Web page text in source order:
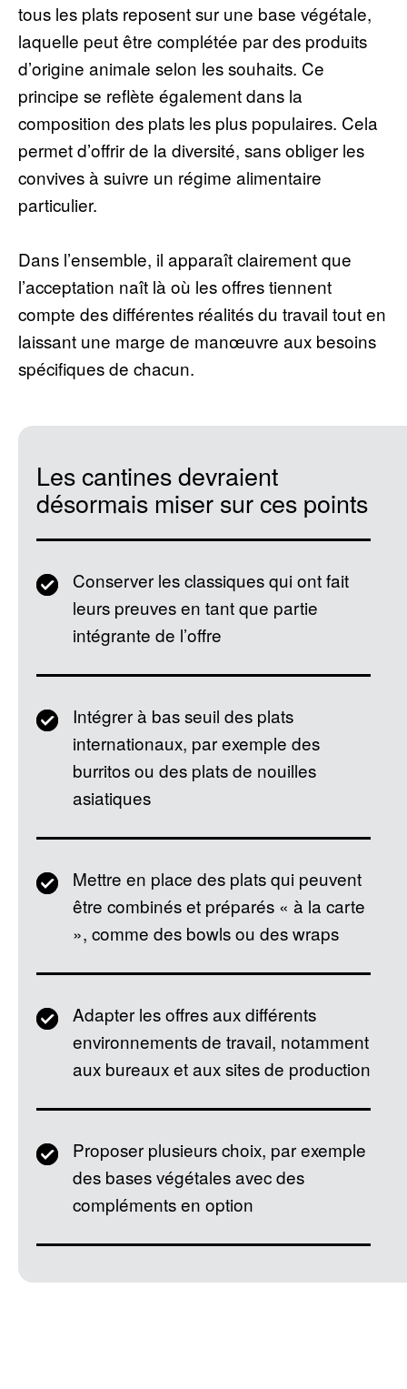
tous les plats reposent sur une base végétale,
laquelle peut être complétée par des produits
d’origine animale selon les souhaits. Ce
principe se reflète également dans la
composition des plats les plus populaires. Cela
permet d’offrir de la diversité, sans obliger les
convives à suivre un régime alimentaire
particulier.
Dans l’ensemble, il apparaît clairement que
l’acceptation naît là où les offres tiennent
compte des différentes réalités du travail tout en
laissant une marge de manœuvre aux besoins
spécifiques de chacun.
Les cantines devraient
désormais miser sur ces points
Conserver les classiques qui ont fait
leurs preuves en tant que partie
intégrante de l’offre
Intégrer à bas seuil des plats
internationaux, par exemple des
burritos ou des plats de nouilles
asiatiques
Mettre en place des plats qui peuvent
être combinés et préparés « à la carte
», comme des bowls ou des wraps
Adapter les offres aux différents
environnements de travail, notamment
aux bureaux et aux sites de production
Proposer plusieurs choix, par exemple
des bases végétales avec des
compléments en option